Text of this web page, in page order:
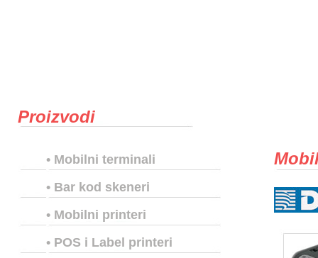
Proizvodi
• Mobilni terminali
• Bar kod skeneri
• Mobilni printeri
• POS i Label printeri